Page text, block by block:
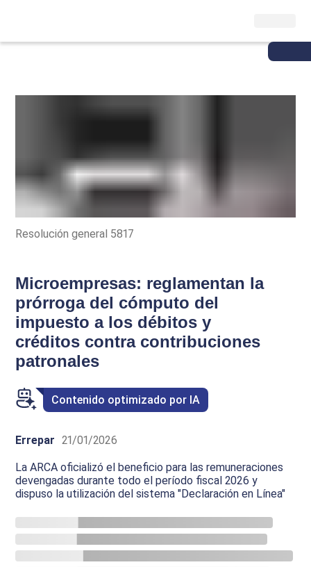
Resolución general 5817
Microempresas: reglamentan la
prórroga del cómputo del
impuesto a los débitos y
créditos contra contribuciones
patronales
Contenido optimizado por IA
Errepar 21/01/2026
La ARCA oficializó el beneficio para las remuneraciones
devengadas durante todo el período fiscal 2026 y
dispuso la utilización del sistema "Declaración en Línea"